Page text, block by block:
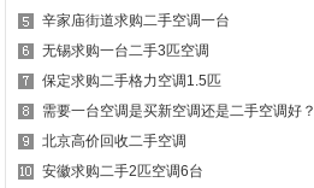
辛家庙街道求购二手空调一台
无锡求购一台二手3匹空调
保定求购二手格力空调1.5匹
需要一台空调是买新空调还是二手空调好？
北京高价回收二手空调
安徽求购二手2匹空调6台